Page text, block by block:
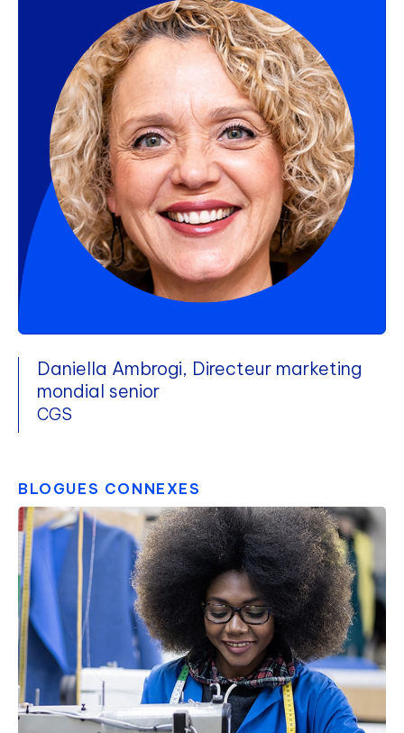
Daniella Ambrogi, Directeur marketing
mondial senior
CGS
BLOGUES CONNEXES